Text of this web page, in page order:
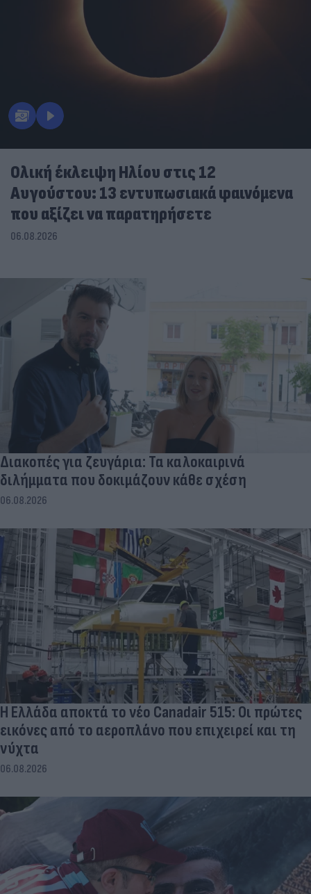
Ολική έκλειψη Ηλίου στις 12
Αυγούστου: 13 εντυπωσιακά φαινόμενα
που αξίζει να παρατηρήσετε
06.08.2026
Διακοπές για ζευγάρια: Τα καλοκαιρινά
διλήμματα που δοκιμάζουν κάθε σχέση
06.08.2026
Η Ελλάδα αποκτά το νέο Canadair 515: Οι πρώτες
εικόνες από το αεροπλάνο που επιχειρεί και τη
νύχτα
06.08.2026